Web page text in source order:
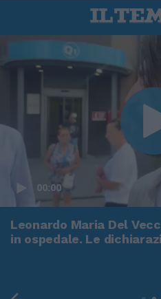
00:00
Leonardo Maria Del
in ospedale. Le